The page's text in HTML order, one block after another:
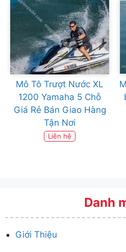
Mô Tô Trượt Nước XL
1200 Yamaha 5 Chỗ
Giá Rẻ Bán Giao Hàng
Tận Nơi
Liên hệ
Danh
Giới Thiệu